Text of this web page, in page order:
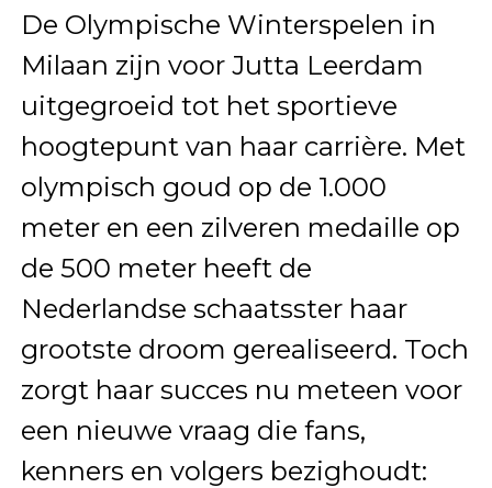
De Olympische Winterspelen in
Milaan zijn voor Jutta Leerdam
uitgegroeid tot het sportieve
hoogtepunt van haar carrière. Met
olympisch goud op de 1.000
meter en een zilveren medaille op
de 500 meter heeft de
Nederlandse schaatsster haar
grootste droom gerealiseerd. Toch
zorgt haar succes nu meteen voor
een nieuwe vraag die fans,
kenners en volgers bezighoudt: